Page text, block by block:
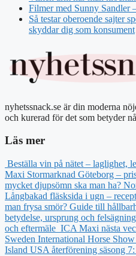
Filmer med Sunny Sandler
Så testar oberoende sajter
skyddar dig som konsument
nyhetssnack.se är din moderna
och kurerad för det som betyder
Läs mer
Beställa vin på nätet – laglighet,
Maxi Stormarknad Göteborg –
mycket djupsömn ska man ha?
Långbakad fläsksida i ugn –
man frysa smör? Guide till
betydelse, ursprung och
och eftermäle ICA Maxi nästa
Sweden International Horse
Island USA återförening säsong